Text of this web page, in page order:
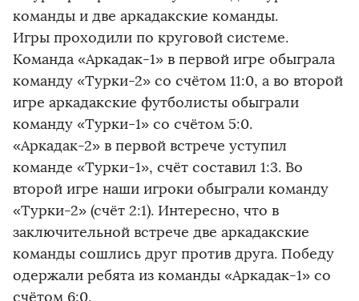
команды и две аркадакские команды.
Игры проходили по круговой системе.
Команда «Аркадак-1» в первой игре обыграла
команду «Турки-2» со счётом 11:0, а во второй
игре аркадакские футболисты обыграли
команду «Турки-1» со счётом 5:0.
«Аркадак-2» в первой встрече уступил
команде «Турки-1», счёт составил 1:3. Во
второй игре наши игроки обыграли команду
«Турки-2» (счёт 2:1). Интересно, что в
заключительной встрече две аркадакские
команды сошлись друг против друга. Победу
одержали ребята из команды «Аркадак-1» со
счётом 6:0.